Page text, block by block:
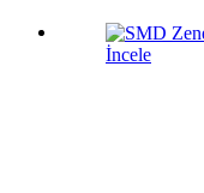
İncele